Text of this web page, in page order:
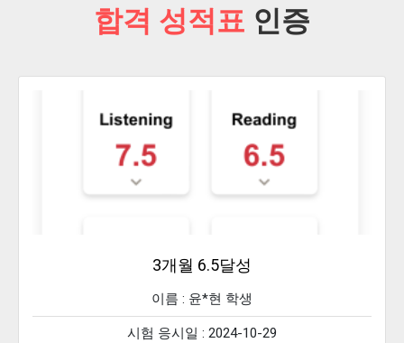
합격 성적표 인증
3개월 6.5달성
이름 : 윤*현 학생
시험 응시일 : 2024-10-29